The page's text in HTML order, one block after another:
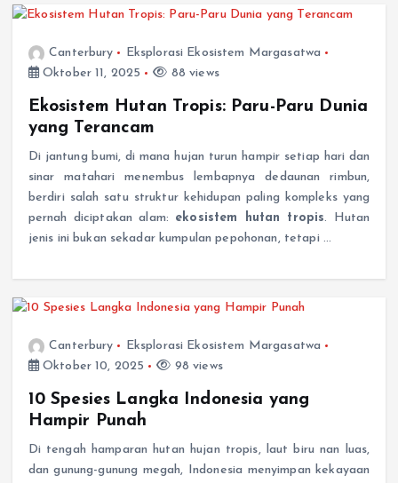
Canterbury
Eksplorasi Ekosistem Margasatwa
Oktober 11, 2025
88 views
Ekosistem Hutan Tropis: Paru-Paru Dunia
yang Terancam
Di jantung bumi, di mana hujan turun hampir setiap hari dan
sinar matahari menembus lembapnya dedaunan rimbun,
berdiri salah satu struktur kehidupan paling kompleks yang
pernah diciptakan alam: ekosistem hutan tropis. Hutan
jenis ini bukan sekadar kumpulan pepohonan, tetapi …
Canterbury
Eksplorasi Ekosistem Margasatwa
Oktober 10, 2025
98 views
10 Spesies Langka Indonesia yang
Hampir Punah
Di tengah hamparan hutan hujan tropis, laut biru nan luas,
dan gunung-gunung megah, Indonesia menyimpan kekayaan